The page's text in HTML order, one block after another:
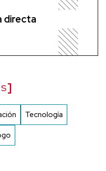
directa
Tecnología